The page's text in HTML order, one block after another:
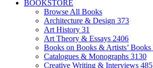
BOOKSTORE
Browse All Books
Architecture & Design 373
Art History 31
Art Theory & Essays 2406
Books on Books & Artists’ Books
Catalogues & Monographs 3130
Creative Writing & Interviews 485